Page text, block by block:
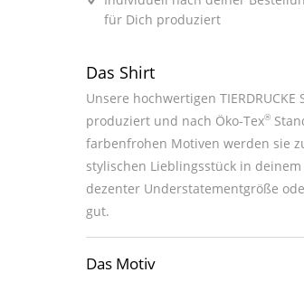
für Dich produziert
Das Shirt
Unsere hochwertigen
produziert und nach Öko-Tex®
farbenfrohen Motiven werden sie zum absoluten Hingucker oder zum
stylischen Lieblingsstück in deinem Kleiderschrank. Du kannst jedes unserer Motive in
dezenter Understatementgröße
gut.
Das Motiv